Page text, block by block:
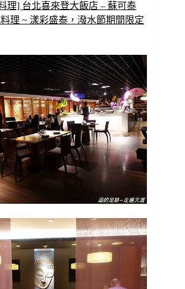
理] 台北喜來登大飯店 – 蘇可泰
理 ~ 漾彩盛泰，潑水節期間限定